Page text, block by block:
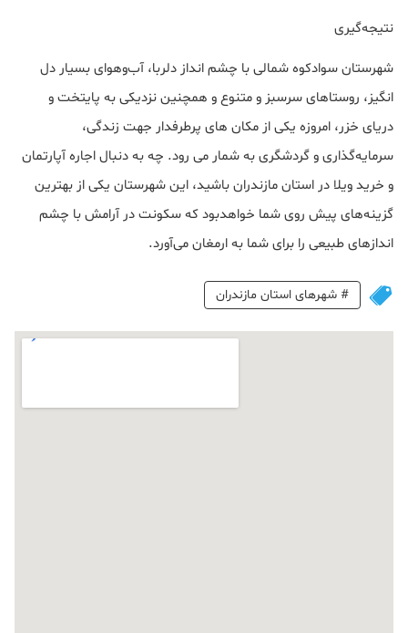
نتیجه‌گیری
شهرستان سوادکوه شمالی با چشم انداز دلربا، آب‌وهوای بسیار دل
انگیز، روستاهای سرسبز و متنوع و همچنین نزدیکی به پایتخت و
دریای خزر، امروزه یکی از مکان های پرطرفدار جهت زندگی،
سرمایه‌گذاری و گردشگری به شمار می رود. چه به دنبال اجاره آپارتمان
و خرید ویلا در استان مازندران باشید، این شهرستان یکی از بهترین
گزینه‌های پیش روی شما خواهدبود که سکونت در آرامش با چشم
اندازهای طبیعی را برای شما به ارمغان می‌آورد.
# شهرهای استان مازندران